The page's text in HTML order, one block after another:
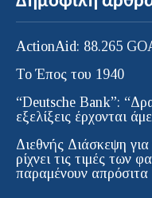
ActionAid: 88.265
Το Έπος του 1940
“Deutsche Bank”:
εξελίξεις έρχονται
Διεθνής Διάσκεψη
ρίχνει τις τιμές
παραμένουν απρόσιτα